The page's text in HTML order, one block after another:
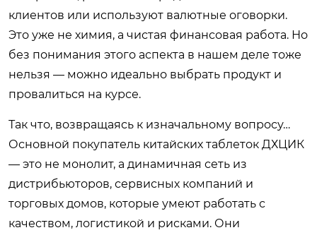
клиентов или используют валютные оговорки.
Это уже не химия, а чистая финансовая работа. Но
без понимания этого аспекта в нашем деле тоже
нельзя — можно идеально выбрать продукт и
провалиться на курсе.
Так что, возвращаясь к изначальному вопросу…
Основной покупатель китайских таблеток ДХЦИК
— это не монолит, а динамичная сеть из
дистрибьюторов, сервисных компаний и
торговых домов, которые умеют работать с
качеством, логистикой и рисками. Они